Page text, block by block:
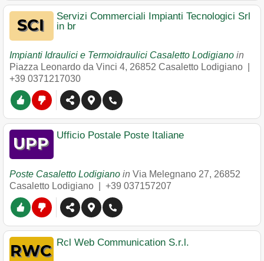
Servizi Commerciali Impianti Tecnologici Srl
in br
Impianti Idraulici e Termoidraulici Casaletto Lodigiano in
Piazza Leonardo da Vinci 4, 26852 Casaletto Lodigiano
+39 0371217030
Ufficio Postale Poste Italiane
Poste Casaletto Lodigiano in Via Melegnano 27, 26852
Casaletto Lodigiano
+39 037157207
Rcl Web Communication S.r.l.